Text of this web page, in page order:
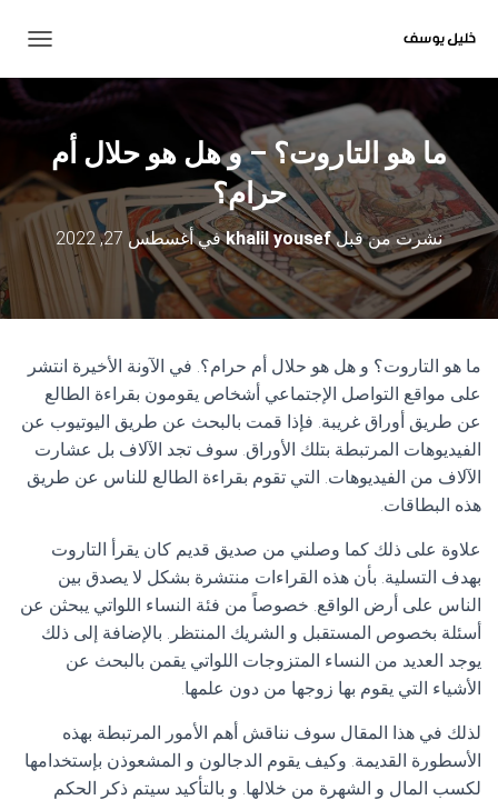
ب
ل
ت
ن
ق
ل
ما هو التاروت؟ – و هل هو حلال أم
حرام؟
نشرت من قبلkhalil yousefفيأغسطس 27, 2022
ما هو التاروت؟ و هل هو حلال أم حرام؟. في الآونة الأخيرة انتشر
على مواقع التواصل الإجتماعي أشخاص يقومون بقراءة الطالع
عن طريق أوراق غريبة. فإذا قمت بالبحث عن طريق اليوتيوب عن
الفيديوهات المرتبطة بتلك الأوراق. سوف تجد الآلاف بل عشارت
الآلاف من الفيديوهات. التي تقوم بقراءة الطالع للناس عن طريق
هذه البطاقات.
علاوة على ذلك كما وصلني من صديق قديم كان يقرأ التاروت
بهدف التسلية. بأن هذه القراءات منتشرة بشكل لا يصدق بين
الناس على أرض الواقع. خصوصاً من فئة النساء اللواتي يبحثن عن
أسئلة بخصوص المستقبل و الشريك المنتظر. بالإضافة إلى ذلك
يوجد العديد من النساء المتزوجات اللواتي يقمن بالبحث عن
الأشياء التي يقوم بها زوجها من دون علمها.
لذلك في هذا المقال سوف نناقش أهم الأمور المرتبطة بهذه
الأسطورة القديمة. وكيف يقوم الدجالون و المشعوذن بإستخدامها
لكسب المال و الشهرة من خلالها. و بالتأكيد سيتم ذكر الحكم